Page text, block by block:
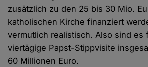
zusätzlich zu den 25 bis 30 Mio.
katholischen Kirche finanziert
vermutlich realistisch. Also sind es
viertägige Papst-Stippvisite
60 Millionen Euro.